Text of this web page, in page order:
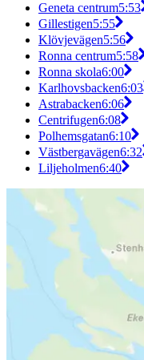
Geneta centrum5:53
Gillestigen5:55
Klövjevägen5:56
Ronna centrum5:58
Ronna skola6:00
Karlhovsbacken6:03
Astrabacken6:06
Centrifugen6:08
Polhemsgatan6:10
Västbergavägen6:32
Liljeholmen6:40